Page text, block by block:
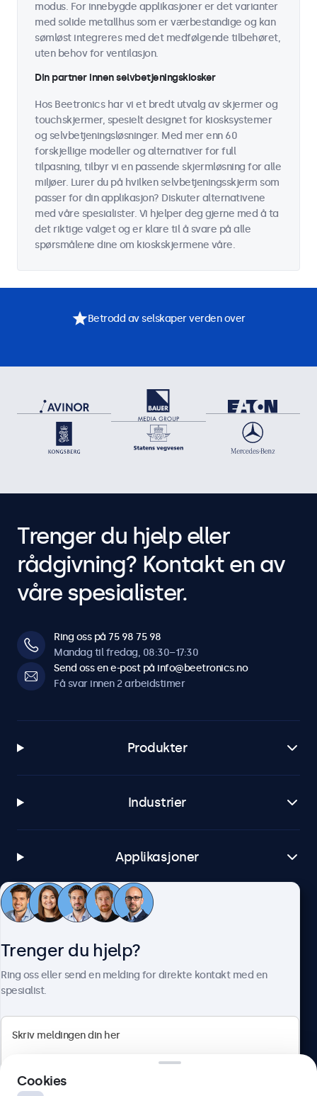
modus. For innebygde applikasjoner er det varianter
med solide metallhus som er værbestandige og kan
sømløst integreres med det medfølgende tilbehøret,
uten behov for ventilasjon.
Din partner innen selvbetjeningskiosker
Hos Beetronics har vi et bredt utvalg av skjermer og
touchskjermer, spesielt designet for kiosksystemer
og selvbetjeningsløsninger. Med mer enn 60
forskjellige modeller og alternativer for full
tilpasning, tilbyr vi en passende skjermløsning for alle
miljøer. Lurer du på hvilken selvbetjeningsskjerm som
passer for din applikasjon? Diskuter alternativene
med våre spesialister. Vi hjelper deg gjerne med å ta
det riktige valget og er klare til å svare på alle
spørsmålene dine om kioskskjermene våre.
Betrodd av selskaper verden over
Trenger du hjelp eller
rådgivning? Kontakt en av
våre spesialister.
Ring oss på 75 98 75 98
Mandag til fredag, 08:30–17:30
Send oss en e-post på info@beetronics.no
Få svar innen 2 arbeidstimer
Produkter
Industrier
Applikasjoner
Kundeservice
Trenger du hjelp?
Ring oss eller send en melding for direkte kontakt med en
spesialist.
Cookies